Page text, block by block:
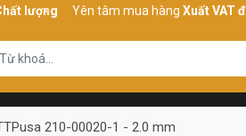
Yên tâm mua hàngXuất VAT đầy đủ
210-00020-1 - 2.0 mm